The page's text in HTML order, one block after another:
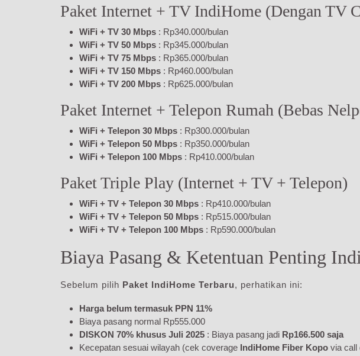
Paket Internet + TV IndiHome (Dengan TV
WiFi + TV 30 Mbps : Rp340.000/bulan
WiFi + TV 50 Mbps : Rp345.000/bulan
WiFi + TV 75 Mbps : Rp365.000/bulan
WiFi + TV 150 Mbps : Rp460.000/bulan
WiFi + TV 200 Mbps : Rp625.000/bulan
Paket Internet + Telepon Rumah (Bebas
WiFi + Telepon 30 Mbps : Rp300.000/bulan
WiFi + Telepon 50 Mbps : Rp350.000/bulan
WiFi + Telepon 100 Mbps : Rp410.000/bulan
Paket Triple Play (Internet + TV + Telepon)
WiFi + TV + Telepon 30 Mbps : Rp410.000/bulan
WiFi + TV + Telepon 50 Mbps : Rp515.000/bulan
WiFi + TV + Telepon 100 Mbps : Rp590.000/bulan
Biaya Pasang & Ketentuan Penting
Sebelum pilih Paket IndiHome Terbaru, perhatikan ini:
Harga belum termasuk PPN 11%
Biaya pasang normal Rp555.000
DISKON 70% khusus Juli 2025 : Biaya pasang jadi Rp166.500 saja
Kecepatan sesuai wilayah (cek coverage IndiHome Fiber Kopo via call